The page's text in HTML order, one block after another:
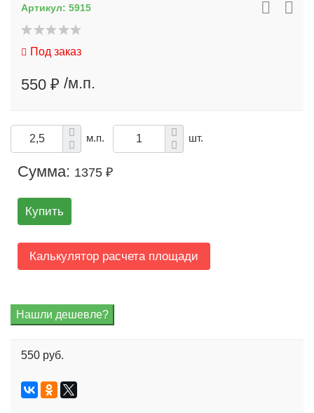
Артикул: 5915
Под заказ
550 ₽ /м.п.
м.п. шт.
Сумма: 1375 ₽
Купить
Калькулятор расчета площади
550 руб.